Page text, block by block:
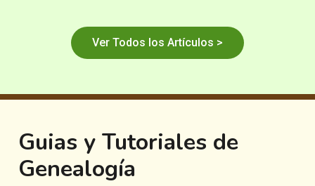
Ver Todos los Artículos >
Guias y Tutoriales de
Genealogía